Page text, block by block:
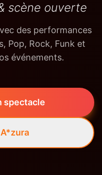
scène ouverte
des performances
Pop, Rock, Funk et
événements.
spectacle